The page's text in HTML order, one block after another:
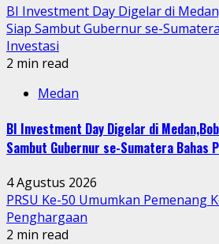
BI Investment Day Digelar di
Siap Sambut Gubernur se-
Investasi
2 min read
Medan
BI Investment Day Digelar di
Sambut Gubernur se-Sumatera Bahas
4 Agustus 2026
PRSU Ke-50 Umumkan Pemenang
Penghargaan
2 min read